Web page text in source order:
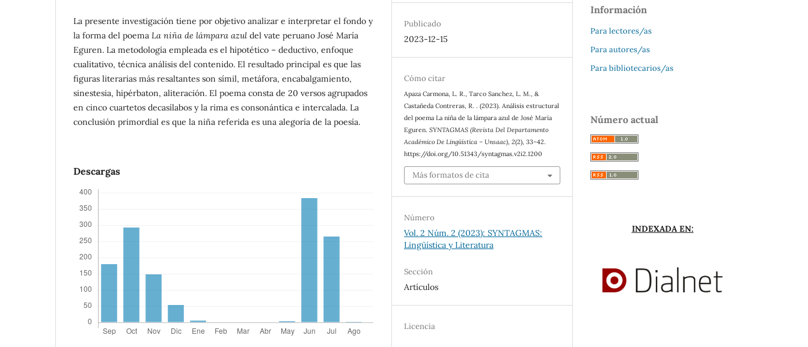
La presente investigación tiene por objetivo analizar e interpretar el fondo y
la forma del poema La niña de lámpara azul del vate peruano José María
Eguren. La metodología empleada es el hipotético – deductivo, enfoque
cualitativo, técnica análisis del contenido. El resultado principal es que las
figuras literarias más resaltantes son símil, metáfora, encabalgamiento,
sinestesia, hipérbaton, aliteración. El poema consta de 20 versos agrupados
en cinco cuartetos decasílabos y la rima es consonántica e intercalada. La
conclusión primordial es que la niña referida es una alegoría de la poesía.
Descargas
Publicado
2023-12-15
Cómo citar
Apaza Carmona, L. R., Tarco Sanchez, L. M., &
Castañeda Contreras, R. . (2023). Análisis estructural
del poema La niña de la lámpara azul de José María
Eguren.SYNTAGMAS (Revista Del Departamento
Académico De Lingüística – Unsaac),2(2), 33–42.
https://doi.org/10.51343/syntagmas.v2i2.1200
Más formatos de cita
Número
Vol. 2 Núm. 2 (2023): SYNTAGMAS:
Lingüística y Literatura
Sección
Artículos
Licencia
Información
Para lectores/as
Para autores/as
Para bibliotecarios/as
Número actual
INDEXADA EN: